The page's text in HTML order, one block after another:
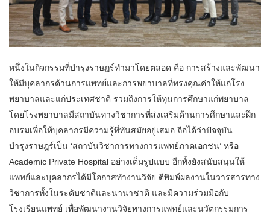
หนึ่งในกิจกรรมที่บำรุงราษฎร์ทำมาโดยตลอด คือ การสร้างและพัฒนา
ให้มีบุคลากรด้านการแพทย์และการพยาบาลที่ทรงคุณค่าให้แก่โรง
พยาบาลและแก่ประเทศชาติ รวมถึงการให้ทุนการศึกษาแก่พยาบาล
โดยโรงพยาบาลมีสถาบันทางวิชาการที่ส่งเสริมด้านการศึกษาและฝึก
อบรมเพื่อให้บุคลากรมีความรู้ที่ทันสมัยอยู่เสมอ ถือได้ว่าปัจจุบัน
บำรุงราษฎร์เป็น ‘สถาบันวิชาการทางการแพทย์ภาคเอกชน’ หรือ
Academic Private Hospital อย่างเต็มรูปแบบ อีกทั้งยังสนับสนุนให้
แพทย์และบุคลากรได้มีโอกาสทำงานวิจัย ตีพิมพ์ผลงานในวารสารทาง
วิชาการทั้งในระดับชาติและนานาชาติ และมีความร่วมมือกับ
โรงเรียนแพทย์ เพื่อพัฒนางานวิจัยทางการแพทย์และนวัตกรรมการ